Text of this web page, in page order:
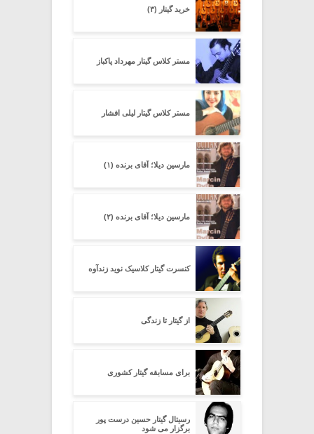
خرید گیتار (۳)
مستر کلاس گیتار مهرداد پاکباز
مستر کلاس گیتار لیلی افشار
مارسین دیلا؛ آقای برنده (۱)
مارسین دیلا؛ آقای برنده (۲)
کنسرت گیتار کلاسیک نوید زندآوه
از گیتار تا زندگی
برای مسابقه گیتار کشوری
رسیتال گیتار حسین درست پور
برگزار می شود